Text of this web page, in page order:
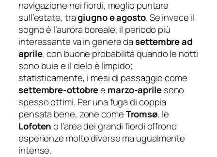
navigazione nei fiordi, meglio puntare
sull’estate, tragiugno e agosto. Se invece il
sogno è l’aurora boreale, il periodo più
interessante va in genere dasettembre ad
aprile, con buone probabilità quando le notti
sono buie e il cielo è limpido;
statisticamente, i mesi di passaggio come
settembre-ottobree marzo-aprilesono
spesso ottimi. Per una fuga di coppia
pensata bene, zone comeTromsø, le
Lofoteno l’area dei grandi fiordi offrono
esperienze molto diverse ma ugualmente
intense.